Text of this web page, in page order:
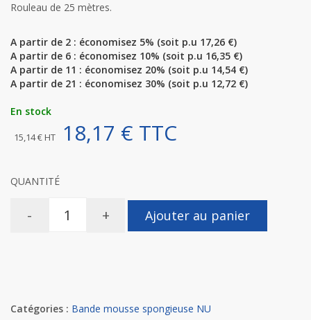
Rouleau de 25 mètres.
A partir de 2 : économisez 5% (soit p.u 17,26 €)
A partir de 6 : économisez 10% (soit p.u 16,35 €)
A partir de 11 : économisez 20% (soit p.u 14,54 €)
A partir de 21 : économisez 30% (soit p.u 12,72 €)
En stock
15,14 € HT 18,17 € TTC
QUANTITÉ
- + Ajouter au panier
Catégories : Bande mousse spongieuse NU